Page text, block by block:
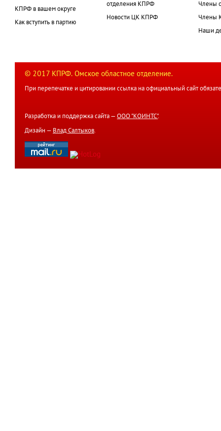
КПРФ в вашем округе
Как вступить в партию
отделения КПРФ
Новости ЦК КПРФ
Члены
Члены
Наши
© 2017 КПРФ. Омское областное отделение.
При перепечатке и цитировании ссылка на официальный сайт
Разработка и поддержка сайта — ООО "КОИНТС".
Дизайн — Влад Салтыков.